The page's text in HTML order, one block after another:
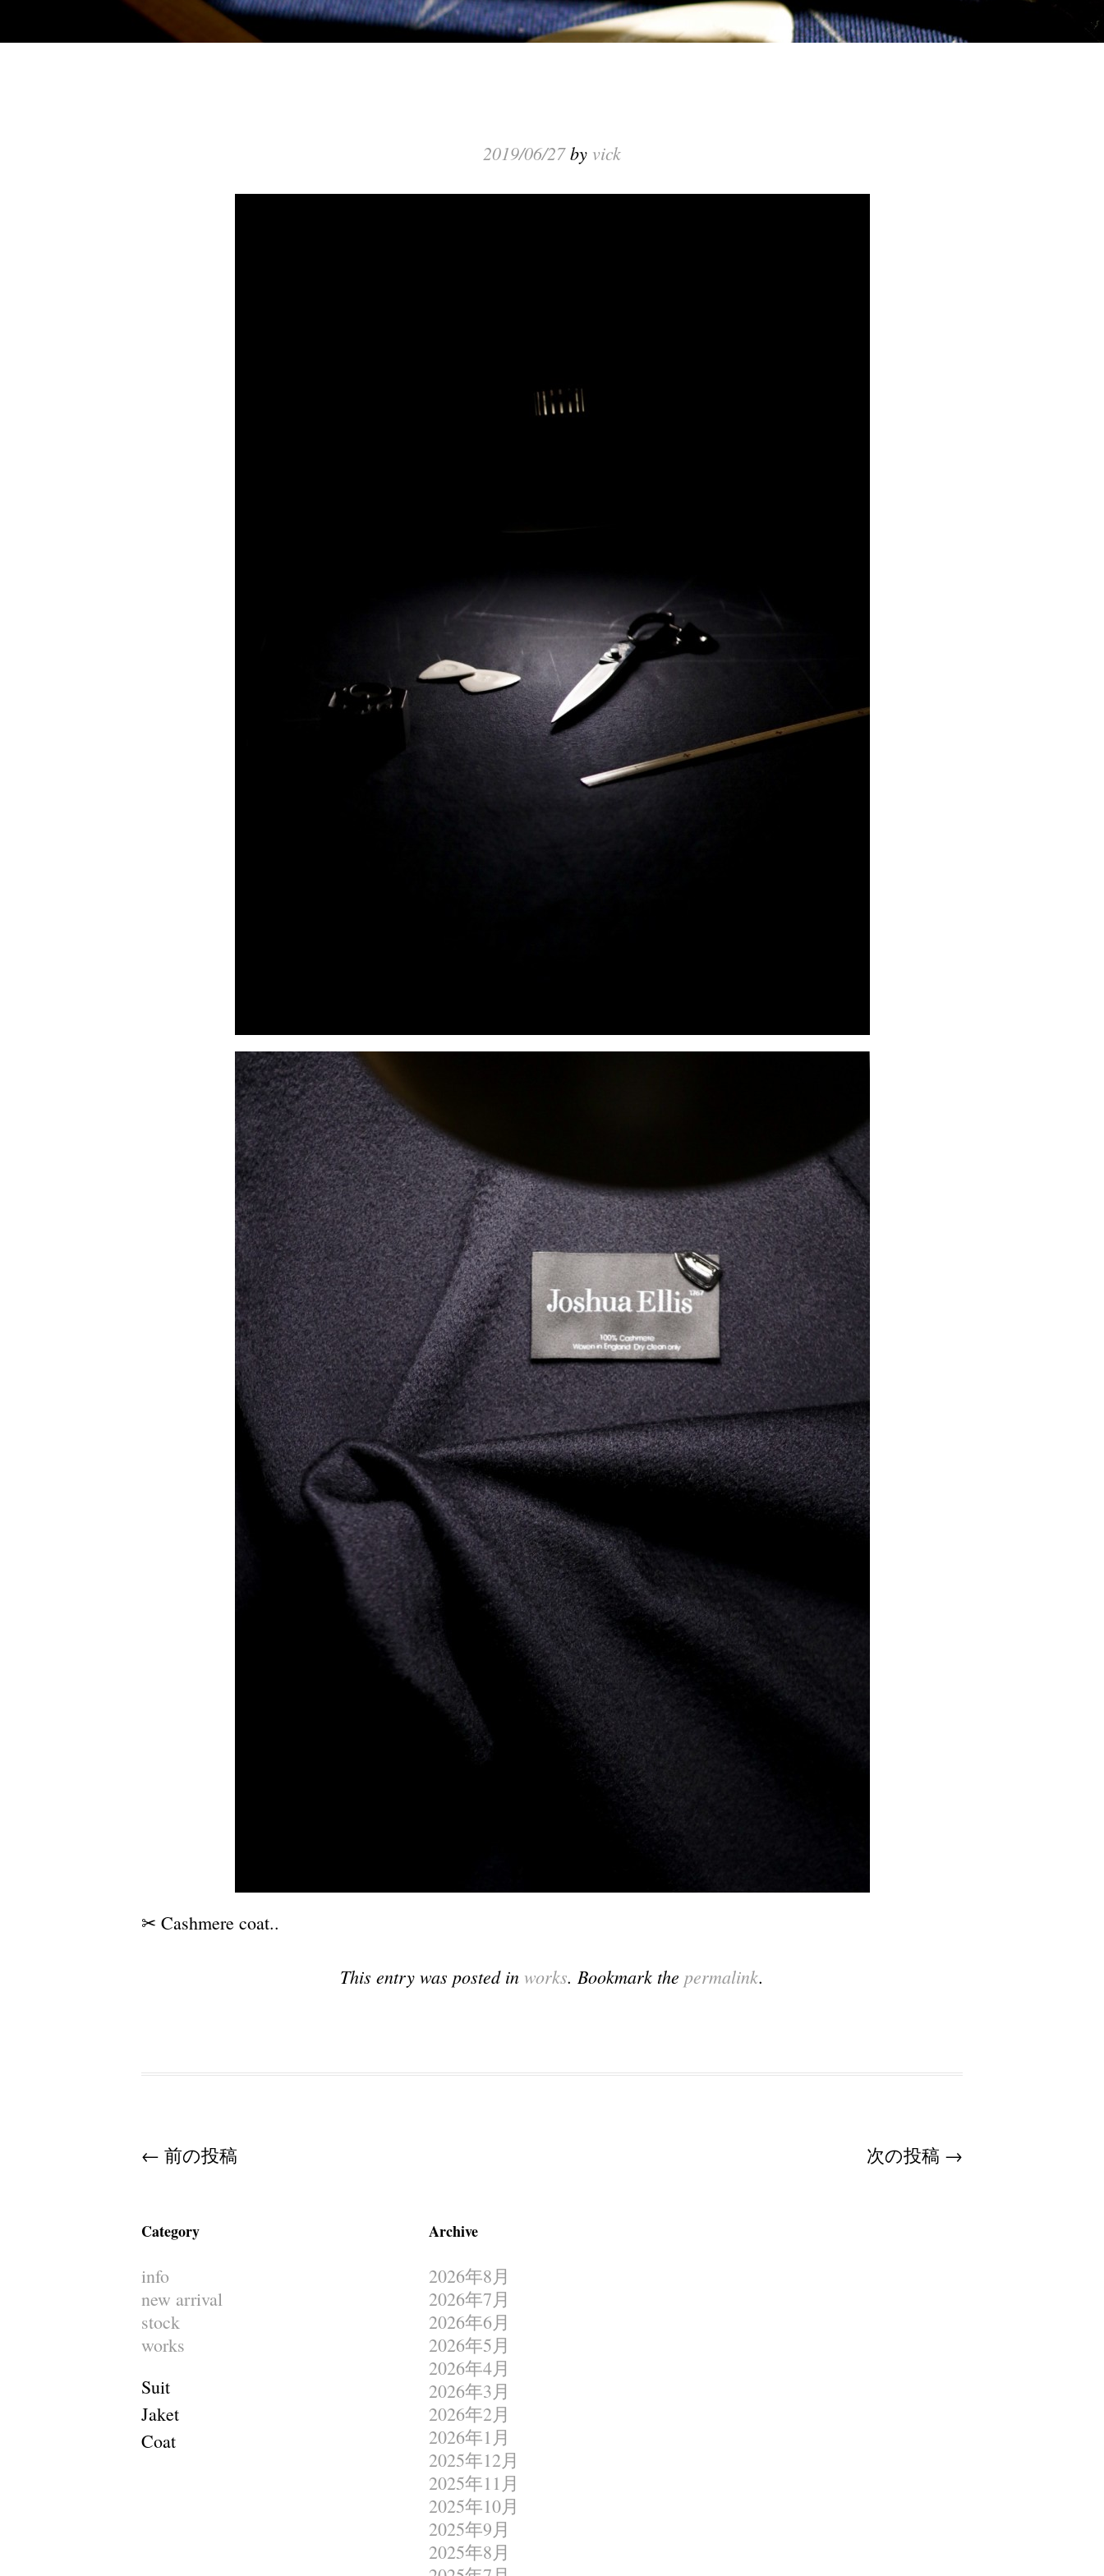
2019/06/27by vick
✂︎ Cashmere coat..
This entry was posted in works. Bookmark the permalink.
Post navigation
← 前の投稿 次の投稿 →
Category
info
new arrival
stock
works
Suit
Jaket
Coat
Archive
2026年8月
2026年7月
2026年6月
2026年5月
2026年4月
2026年3月
2026年2月
2026年1月
2025年12月
2025年11月
2025年10月
2025年9月
2025年8月